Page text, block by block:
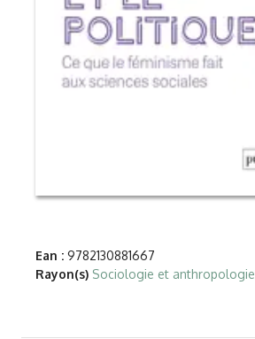
Ean : 9782130881667
Rayon(s) Sociologie et anthropologie